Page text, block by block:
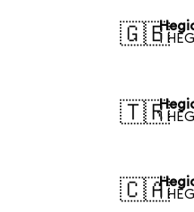
🇬🇧
1
🇹🇷
1
🇨🇦
1